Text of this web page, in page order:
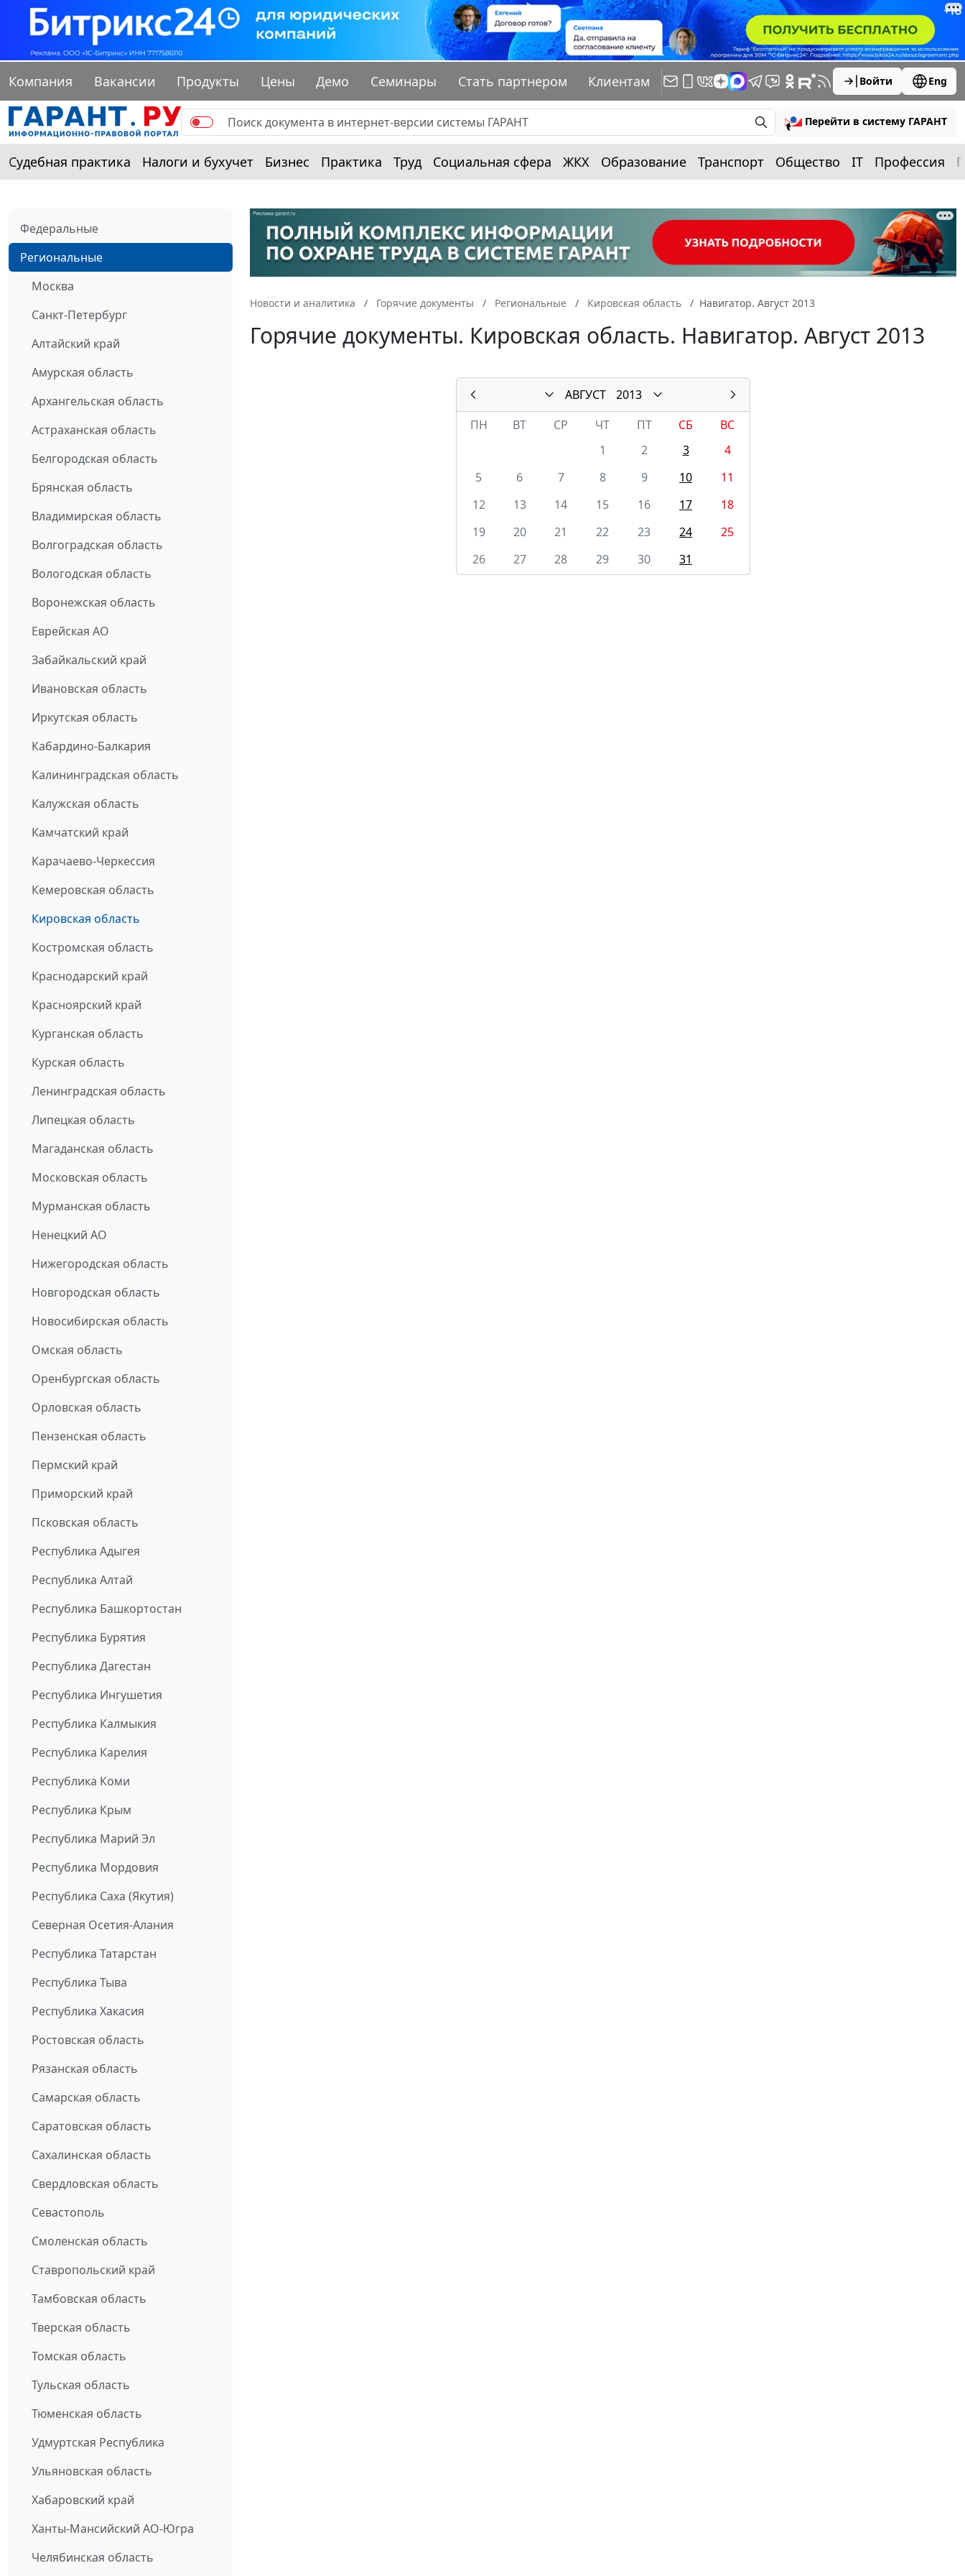
Компания Вакансии Продукты Цены Демо Семинары Стать партнером Клиентам Войти Eng
Перейти в систему ГАРАНТ
Судебная практика Налоги и бухучет Бизнес Практика Труд Социальная сфера ЖКХ Образование Транспорт Общество IT Профессия
Федеральные
Региональные
Москва
Санкт-Петербург
Алтайский край
Амурская область
Архангельская область
Астраханская область
Белгородская область
Брянская область
Владимирская область
Волгоградская область
Вологодская область
Воронежская область
Еврейская АО
Забайкальский край
Ивановская область
Иркутская область
Кабардино-Балкария
Калининградская область
Калужская область
Камчатский край
Карачаево-Черкессия
Кемеровская область
Кировская область
Костромская область
Краснодарский край
Красноярский край
Курганская область
Курская область
Ленинградская область
Липецкая область
Магаданская область
Московская область
Мурманская область
Ненецкий АО
Нижегородская область
Новгородская область
Новосибирская область
Омская область
Оренбургская область
Орловская область
Пензенская область
Пермский край
Приморский край
Псковская область
Республика Адыгея
Республика Алтай
Республика Башкортостан
Республика Бурятия
Республика Дагестан
Республика Ингушетия
Республика Калмыкия
Республика Карелия
Республика Коми
Республика Крым
Республика Марий Эл
Республика Мордовия
Республика Саха (Якутия)
Северная Осетия-Алания
Республика Татарстан
Республика Тыва
Республика Хакасия
Ростовская область
Рязанская область
Самарская область
Саратовская область
Сахалинская область
Свердловская область
Севастополь
Смоленская область
Ставропольский край
Тамбовская область
Тверская область
Томская область
Тульская область
Тюменская область
Удмуртская Республика
Ульяновская область
Хабаровский край
Ханты-Мансийский АО-Югра
Челябинская область
Новости и аналитика Горячие документы Региональные Кировская область Навигатор. Август 2013
Горячие документы. Кировская область. Навигатор. Август 2013
АВГУСТ
2013
ПН
ВТ СР ЧТ ПТ СБ
ВС
1
2 3
4
5
6 7 8 9 10
11
12
13 14 15 16 17
18
19
20 21 22 23 24
25
26
27 28 29 30 31